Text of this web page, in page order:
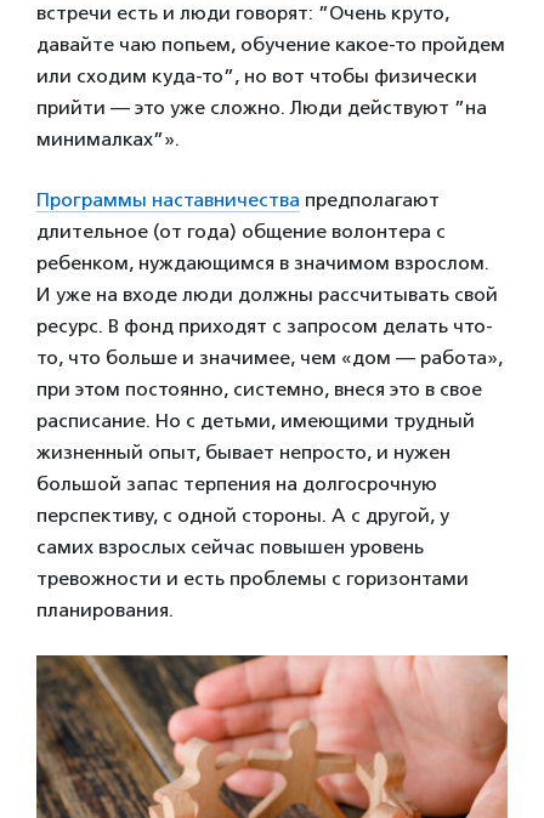
встречи есть и люди говорят: ”Очень круто,
давайте чаю попьем, обучение какое-то пройдем
или сходим куда-то”, но вот чтобы физически
прийти — это уже сложно. Люди действуют ”на
минималках”».
Программы наставничества предполагают
длительное (от года) общение волонтера с
ребенком, нуждающимся в значимом взрослом.
И уже на входе люди должны рассчитывать свой
ресурс. В фонд приходят с запросом делать что-
то, что больше и значимее, чем «дом — работа»,
при этом постоянно, системно, внеся это в свое
расписание. Но с детьми, имеющими трудный
жизненный опыт, бывает непросто, и нужен
большой запас терпения на долгосрочную
перспективу, с одной стороны. А с другой, у
самих взрослых сейчас повышен уровень
тревожности и есть проблемы с горизонтами
планирования.